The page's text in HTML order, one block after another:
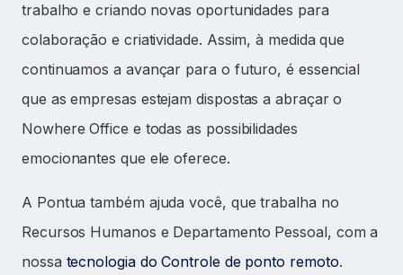
trabalho e criando novas oportunidades para
colaboração e criatividade. Assim, à medida que
continuamos a avançar para o futuro, é essencial
que as empresas estejam dispostas a abraçar o
Nowhere Office e todas as possibilidades
emocionantes que ele oferece.
A Pontua também ajuda você, que trabalha no
Recursos Humanos e Departamento Pessoal, com a
nossa tecnologia do Controle de ponto remoto.